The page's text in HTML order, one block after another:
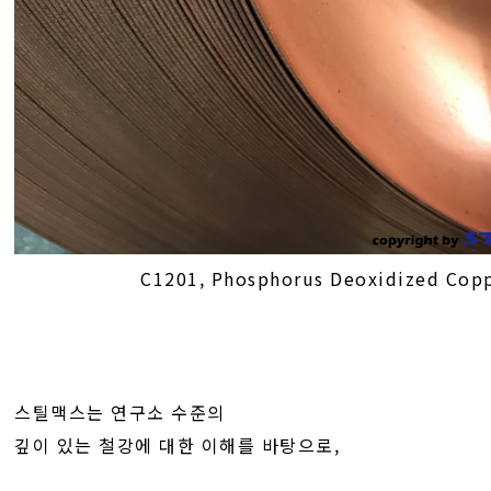
C1201, Phosphorus Deoxidized
스틸맥스는 연구소 수준의
깊이 있는 철강에 대한 이해를 바탕으로,